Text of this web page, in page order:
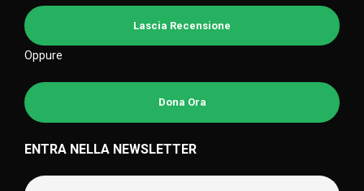
Lascia Recensione
Oppure
Dona Ora
ENTRA NELLA NEWSLETTER